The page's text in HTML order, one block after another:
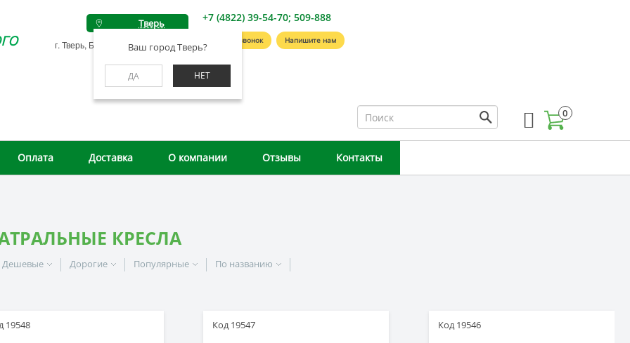
Тверь
Ваш город Тверь?
ДА НЕТ
г. Тверь, Беляковский пер., д. 46А
+7 (4822) 39-54-70; 509-888
Заказать звонок Напишите нам
0
Оплата Доставка О компании Отзывы Контакты
КРЕСЛА
Дешевые Дорогие Популярные По названию
19548 Код 19547 Код 19546